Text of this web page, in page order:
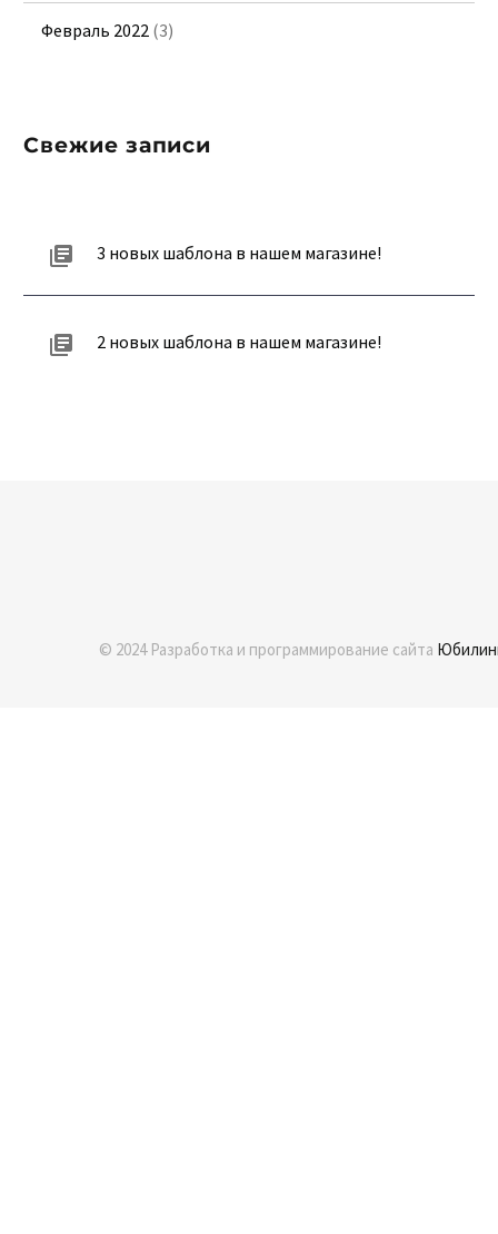
Февраль 2022 (3)
Свежие записи
3 новых шаблона в нашем магазине!
2 новых шаблона в нашем магазине!
© 2024 Разработка и программирование сайта